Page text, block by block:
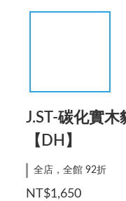
J.ST-碳化實
【DH】
全店，全館 92折
NT$1,650